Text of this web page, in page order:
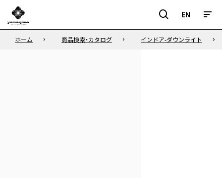
EN
EN
ホーム 商品検索・カタログ インドア-ダウンライト